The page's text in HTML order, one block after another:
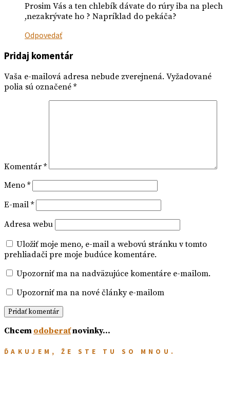
Prosim Vás a ten chlebík dávate do rúry iba na plech
,nezakrývate ho ? Napríklad do pekáča?
Odpovedať
Pridaj komentár
Vaša e-mailová adresa nebude zverejnená. Vyžadované
polia sú označené *
Komentár *
Meno *
E-mail *
Adresa webu
Uložiť moje meno, e-mail a webovú stránku v tomto
prehliadači pre moje budúce komentáre.
Upozorniť ma na nadväzujúce komentáre e-mailom.
Upozorniť ma na nové články e-mailom
Chcem odoberaťnovinky…
ĎAKUJEM, ŽE STE TU SO MNOU.